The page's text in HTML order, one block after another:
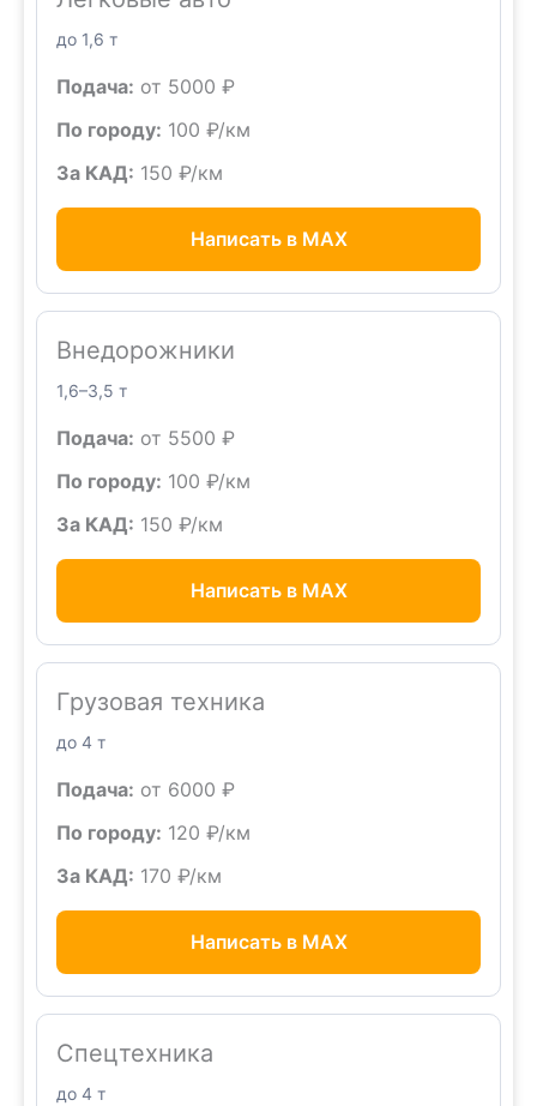
до 1,6 т
Подача: от 5000 ₽
По городу: 100 ₽/км
За КАД: 150 ₽/км
Написать в MAX
Внедорожники
1,6–3,5 т
Подача: от 5500 ₽
По городу: 100 ₽/км
За КАД: 150 ₽/км
Написать в MAX
Грузовая техника
до 4 т
Подача: от 6000 ₽
По городу: 120 ₽/км
За КАД: 170 ₽/км
Написать в MAX
Спецтехника
до 4 т